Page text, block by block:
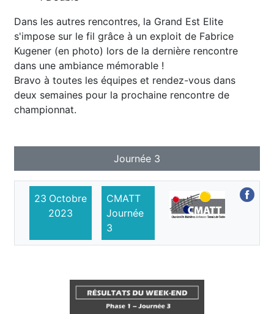
Dans les autres rencontres, la Grand Est Elite
s'impose sur le fil grâce à un exploit de Fabrice
Kugener (en photo) lors de la dernière rencontre
dans une ambiance mémorable !
Bravo à toutes les équipes et rendez-vous dans
deux semaines pour la prochaine rencontre de
championnat.
Journée 3
23 Octobre
2023
CMATT
Journée
3